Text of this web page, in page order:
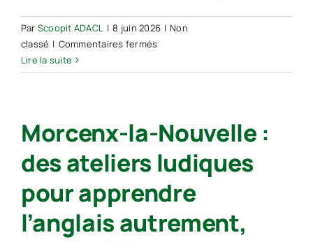
Par Scoopit ADACL | 8 juin 2026 | Non
classé | Commentaires ferméssur
la-
Centre
Marcel-
Paul
a
commémoré
les
80 ans
de
Lire la suite
Morcenx-la-Nouvelle :
des ateliers ludiques
pour apprendre
l’anglais autrement,